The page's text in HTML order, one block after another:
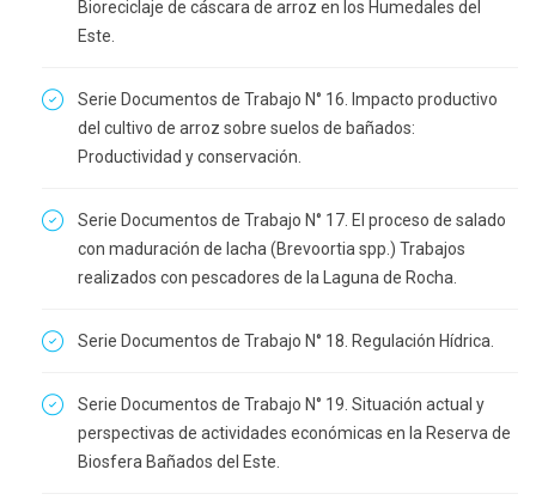
Bioreciclaje de cáscara de arroz en los Humedales del
Este.
Serie Documentos de Trabajo N° 16. Impacto productivo
del cultivo de arroz sobre suelos de bañados:
Productividad y conservación.
Serie Documentos de Trabajo N° 17. El proceso de salado
con maduración de lacha (Brevoortia spp.) Trabajos
realizados con pescadores de la Laguna de Rocha.
Serie Documentos de Trabajo N° 18. Regulación Hídrica.
Serie Documentos de Trabajo N° 19. Situación actual y
perspectivas de actividades económicas en la Reserva de
Biosfera Bañados del Este.